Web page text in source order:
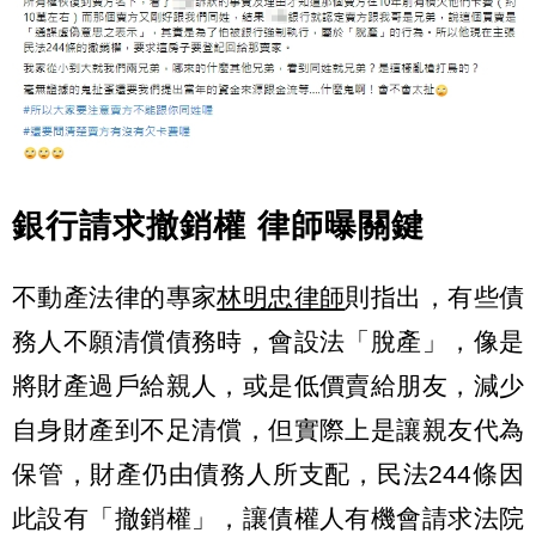
銀行請求撤銷權 律師曝關鍵
不動產法律的專家林明忠律師則指出，有些債
務人不願清償債務時，會設法「脫產」，像是
將財產過戶給親人，或是低價賣給朋友，減少
自身財產到不足清償，但實際上是讓親友代為
保管，財產仍由債務人所支配，民法244條因
此設有「撤銷權」，讓債權人有機會請求法院